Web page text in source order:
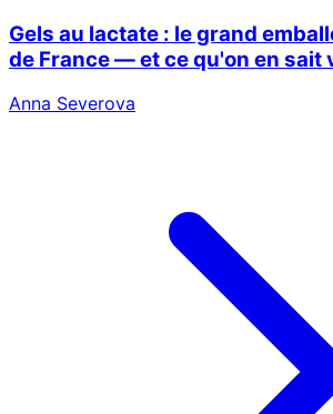
Gels au lactate : le grand
de France — et ce qu'on en sait
Anna Severova